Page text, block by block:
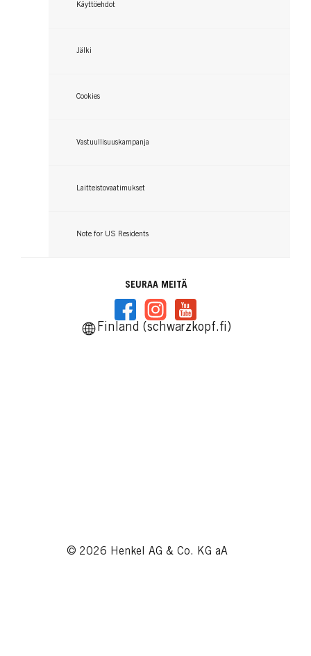
Käyttöehdot
Jälki
Cookies
Vastuullisuuskampanja
Laitteistovaatimukset
Note for US Residents
SEURAA MEITÄ
Finland (schwarzkopf.fi)
© 2026 Henkel AG & Co. KG aA